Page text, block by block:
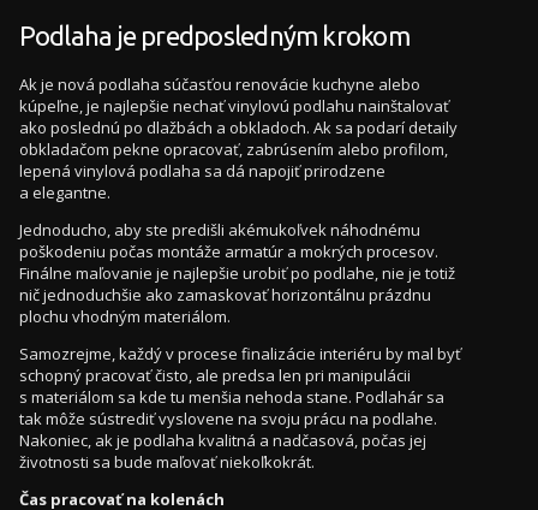
Podlaha je predposledným krokom
Ak je nová podlaha súčasťou renovácie kuchyne alebo
kúpeľne, je najlepšie nechať vinylovú podlahu nainštalovať
ako poslednú po dlažbách a obkladoch. Ak sa podarí detaily
obkladačom pekne opracovať, zabrúsením alebo profilom,
lepená vinylová podlaha sa dá napojiť prirodzene
a elegantne.
Jednoducho, aby ste predišli akémukoľvek náhodnému
poškodeniu počas montáže armatúr a mokrých procesov.
Finálne maľovanie je najlepšie urobiť po podlahe, nie je totiž
nič jednoduchšie ako zamaskovať horizontálnu prázdnu
plochu vhodným materiálom.
Samozrejme, každý v procese finalizácie interiéru by mal byť
schopný pracovať čisto, ale predsa len pri manipulácii
s materiálom sa kde tu menšia nehoda stane. Podlahár sa
tak môže sústrediť vyslovene na svoju prácu na podlahe.
Nakoniec, ak je podlaha kvalitná a nadčasová, počas jej
životnosti sa bude maľovať niekoľkokrát.
Čas pracovať na kolenách